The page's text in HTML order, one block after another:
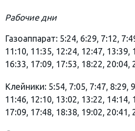
Рабочие дни
Газоаппарат: 5:24, 6:29, 7:12,
11:10, 11:35, 12:24, 12:47, 13:39,
16:33, 17:09, 17:53, 18:22, 20:04,
Клейники: 5:54, 7:05, 7:47, 8:29,
11:46, 12:10, 13:02, 13:22, 14:14,
17:09, 17:48, 18:38, 19:02, 20:41,